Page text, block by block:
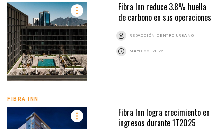
Fibra Inn reduce 3.8% huella
de carbono en sus operaciones
REDACCIÓN CENTRO URBANO
MAYO 22, 2025
FIBRA INN
Fibra Inn logra crecimiento en
ingresos durante 1T2025